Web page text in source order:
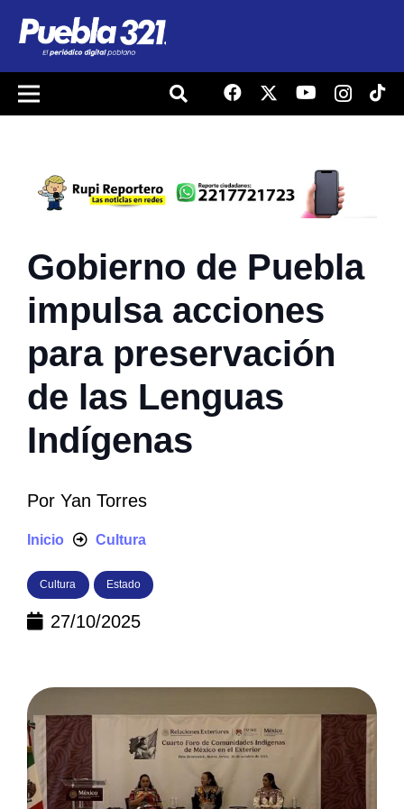
Gobierno de Puebla
impulsa acciones
para preservación
de las Lenguas
Indígenas
Por Yan Torres
Inicio Cultura
Cultura Estado
27/10/2025